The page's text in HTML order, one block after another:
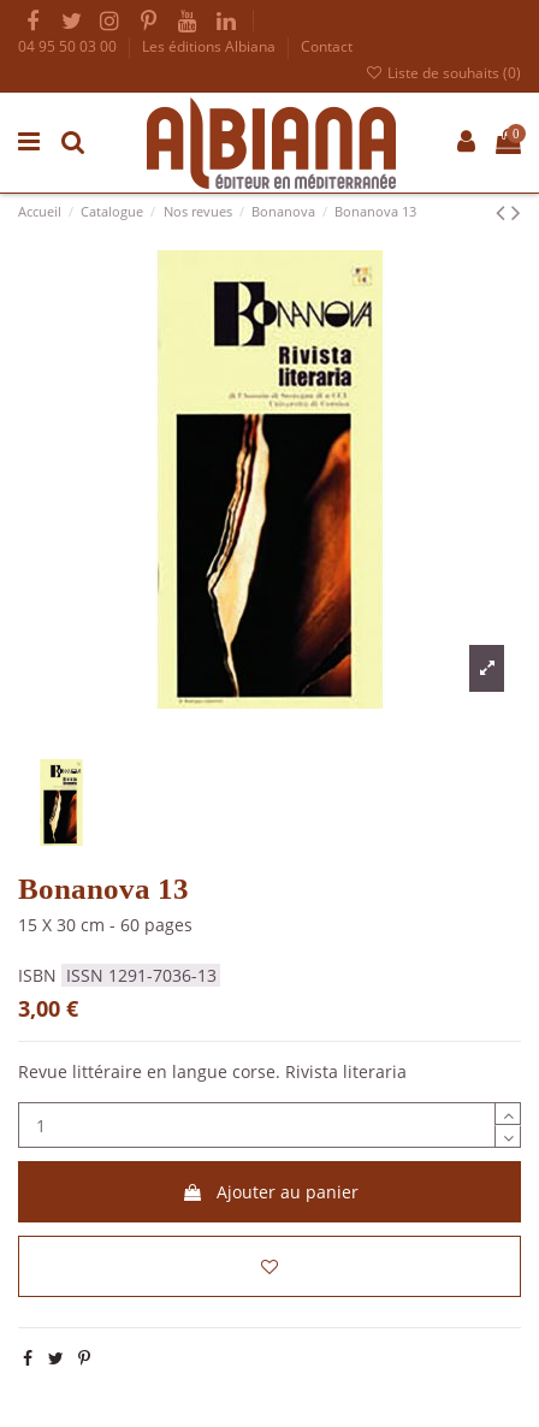
04 95 50 03 00 Les éditions Albiana
Contact
Liste de souhaits (0)
0
Accueil Catalogue Nos revues Bonanova Bonanova 13
Bonanova 13
15 X 30 cm - 60 pages
ISBN ISSN 1291-7036-13
3,00 €
Revue littéraire en langue corse. Rivista literaria
Ajouter au panier